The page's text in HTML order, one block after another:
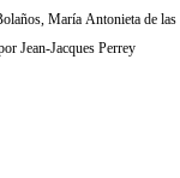
María Antonieta de las
Jean-Jacques Perrey